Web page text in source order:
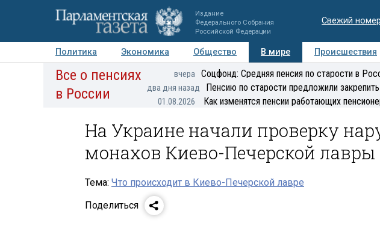
Издание
Федерального Собрания
Российской Федерации
Свежий номер
Политика Экономика Общество В мире Происшествия
Авторы Персоны Мнения Регионы Медиацентр
Все о пенсиях
в России
вчера Соцфонд: Средняя пенсия по старости в
два дня назад Пенсию по старости предложили
01.08.2026 Как изменятся пенсии работающих
На Украине начали проверку
монахов Киево-Печерской лавры
Тема: Что происходит в Киево-Печерской лавре
Поделиться